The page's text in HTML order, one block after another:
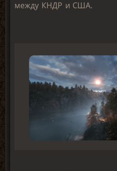
между КНДР и США.